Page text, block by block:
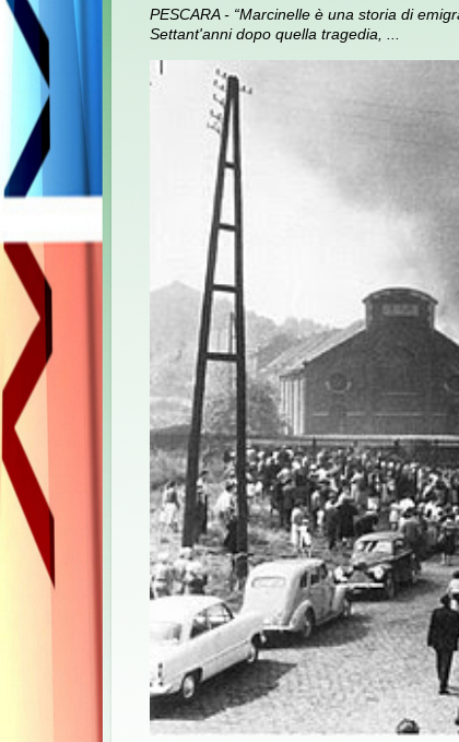
PESCARA - “Marcinelle è una storia di
Settant'anni dopo quella tragedia, ...